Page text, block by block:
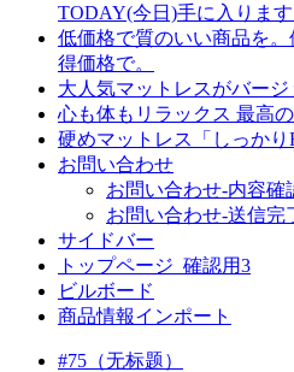
TODAY(今日)手に入ります
低価格で質のいい商品を
得価格で。
大人気マットレスがバージ
心も体もリラックス 最高
硬めマットレス「しっかり
お問い合わせ
お問い合わせ-内容確
お問い合わせ-送信完
サイドバー
トップページ_確認用3
ビルボード
商品情報インポート
#75（无标题）